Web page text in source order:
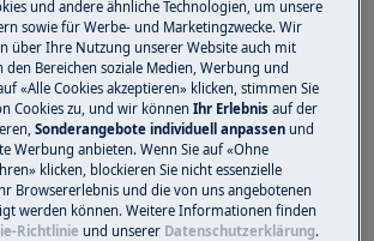
installiert, ist die Möbelfrontplatte
zu leicht. Wenden Sie sich
Fall an den Installateur.
und andere ähnliche Technologien, um unsere
sowie für Werbe- und Marketingzwecke. Wir
über Ihre Nutzung unserer Website auch mit
den Bereichen soziale Medien, Werbung und
«Alle Cookies akzeptieren» klicken, stimmen Sie
Cookies zu, und wir könnenIhr Erlebnisauf der
Sonderangebote individuell anpassen und
Werbung anbieten. Wenn Sie auf «Ohne
klicken, blockieren Sie nicht essenzielle
Browsererlebnis und die von uns angebotenen
werden können. Weitere Informationen finden
Richtlinie und unserer Datenschutzerklärung.